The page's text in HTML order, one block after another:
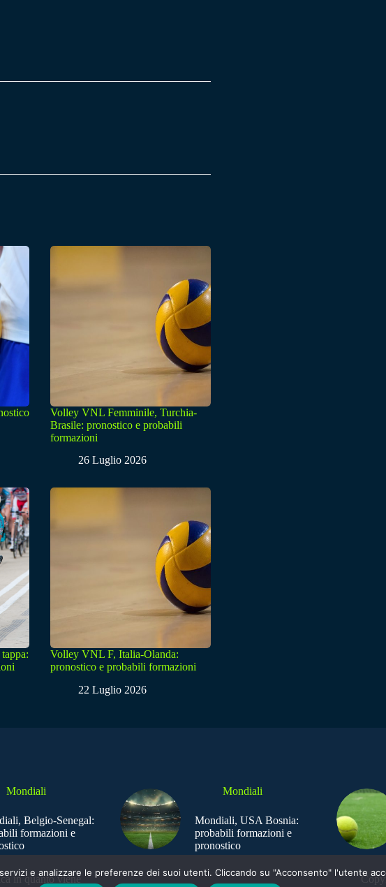
Volley VNL Femminile, Turchia-
Brasile: pronostico e probabili
formazioni
26 Luglio 2026
Volley VNL F, Italia-Olanda:
pronostico e probabili formazioni
22 Luglio 2026
Mondiali
Belgio-Senegal:
formazioni e
Mondiali
Mondiali, USA Bosnia:
probabili formazioni e
pronostico
in quanto viene
e analizzare le preferenze dei suoi utenti. Cliccando su "Acconsento" l'utente